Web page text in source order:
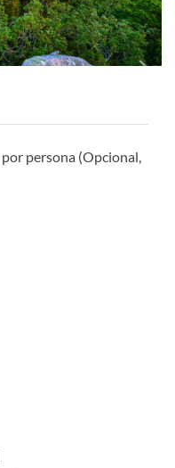
por persona (Opcional,